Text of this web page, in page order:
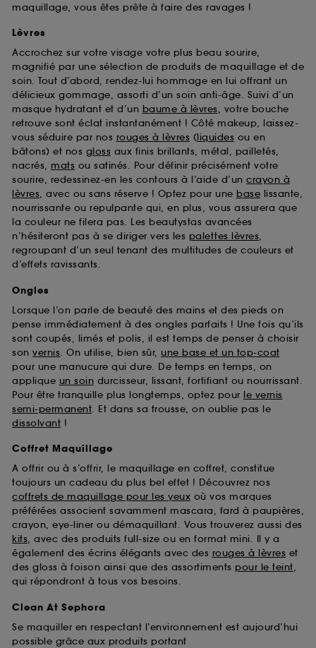
maquillage, vous êtes prête à faire des ravages !
Lèvres
Accrochez sur votre visage votre plus beau sourire,
magnifié par une sélection de produits de maquillage et de
soin. Tout d’abord, rendez-lui hommage en lui offrant un
délicieux gommage, assorti d’un soin anti-âge. Suivi d’un
masque hydratant et d’un baume à lèvres, votre bouche
retrouve sont éclat instantanément ! Côté makeup, laissez-
vous séduire par nos rouges à lèvres (liquides ou en
bâtons) et nos gloss aux finis brillants, métal, pailletés,
nacrés, mats ou satinés. Pour définir précisément votre
sourire, redessinez-en les contours à l’aide d’un crayon à
lèvres, avec ou sans réserve ! Optez pour une base lissante,
nourrissante ou repulpante qui, en plus, vous assurera que
la couleur ne filera pas. Les beautystas avancées
n’hésiteront pas à se diriger vers les palettes lèvres,
regroupant d’un seul tenant des multitudes de couleurs et
d’effets ravissants.
Ongles
Lorsque l’on parle de beauté des mains et des pieds on
pense immédiatement à des ongles parfaits ! Une fois qu’ils
sont coupés, limés et polis, il est temps de penser à choisir
son vernis. On utilise, bien sûr, une base et un top-coat
pour une manucure qui dure. De temps en temps, on
applique un soin durcisseur, lissant, fortifiant ou nourrissant.
Pour être tranquille plus longtemps, optez pour le vernis
semi-permanent. Et dans sa trousse, on oublie pas le
dissolvant !
Coffret Maquillage
A offrir ou à s’offrir, le maquillage en coffret, constitue
toujours un cadeau du plus bel effet ! Découvrez nos
coffrets de maquillage pour les yeux où vos marques
préférées associent savamment mascara, fard à paupières,
crayon, eye-liner ou démaquillant. Vous trouverez aussi des
kits, avec des produits full-size ou en format mini. Il y a
également des écrins élégants avec des rouges à lèvres et
des gloss à foison ainsi que des assortiments pour le teint,
qui répondront à tous vos besoins.
Clean At Sephora
Se maquiller en respectant l’environnement est aujourd’hui
possible grâce aux produits portant